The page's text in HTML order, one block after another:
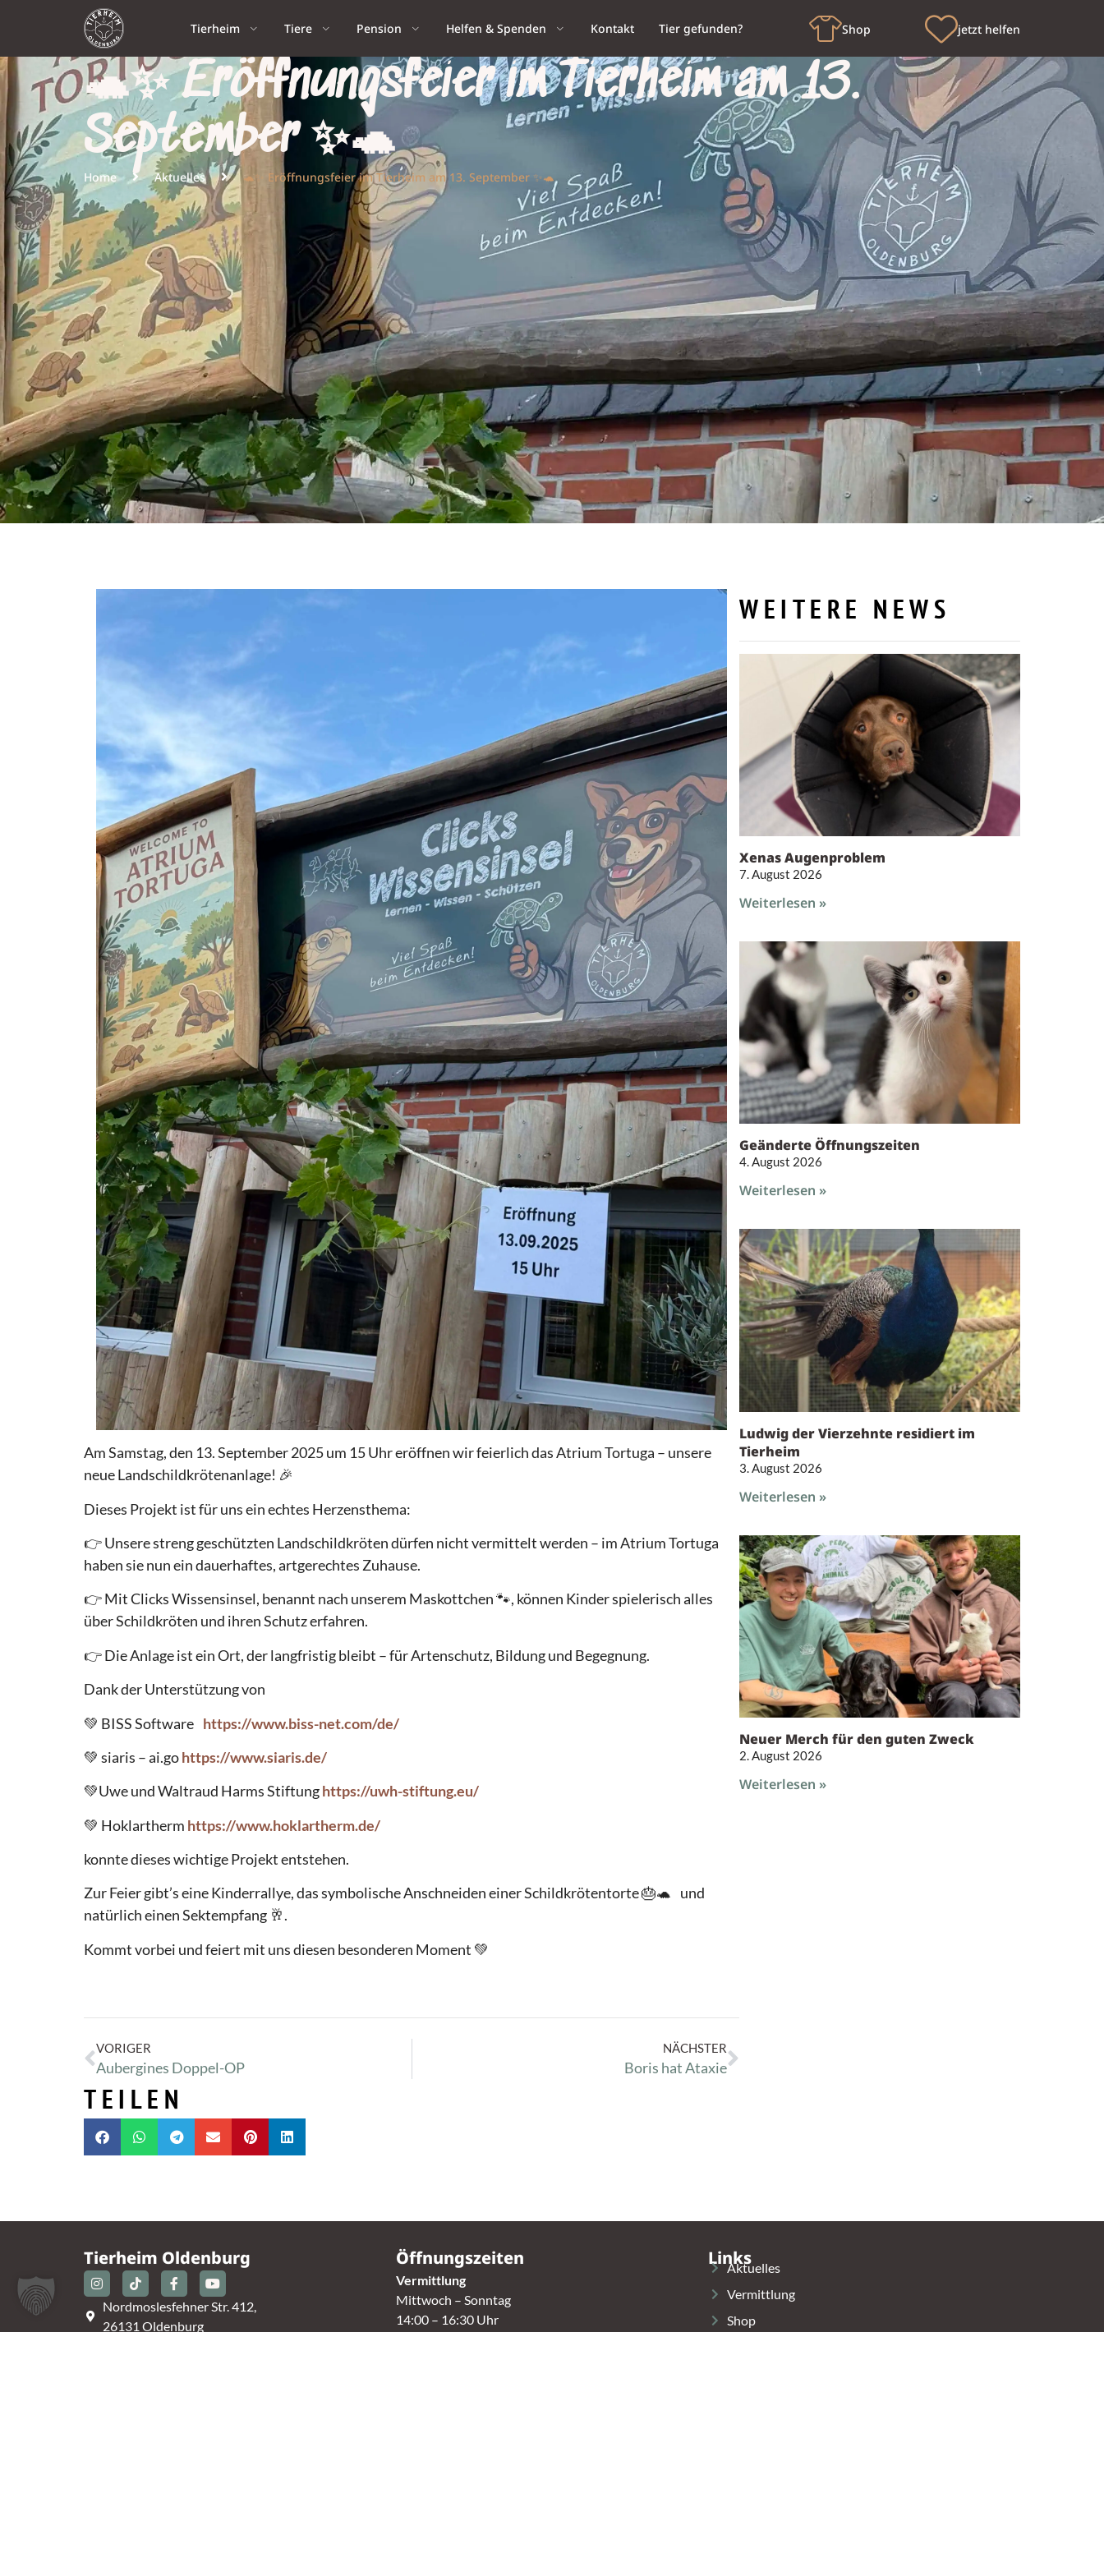
Tierheim Tiere Pension Helfen & Spenden Kontakt Tier gefunden? Shop jetzt helfen
🐢✨ Eröffnungsfeier im Tierheim am 13.
September ✨🐢
Home Aktuelles 🐢✨ Eröffnungsfeier im Tierheim am 13. September ✨🐢
Am Samstag, den 13. September 2025 um 15 Uhr eröffnen wir feierlich das Atrium Tortuga – unsere
neue Landschildkrötenanlage! 🎉
Dieses Projekt ist für uns ein echtes Herzensthema:
👉 Unsere streng geschützten Landschildkröten dürfen nicht vermittelt werden – im Atrium Tortuga
haben sie nun ein dauerhaftes, artgerechtes Zuhause.
👉 Mit Clicks Wissensinsel, benannt nach unserem Maskottchen 🐾, können Kinder spielerisch alles
über Schildkröten und ihren Schutz erfahren.
👉 Die Anlage ist ein Ort, der langfristig bleibt – für Artenschutz, Bildung und Begegnung.
Dank der Unterstützung von
💚 BISS Software https://www.biss-net.com/de/
💚 siaris – ai.gohttps://www.siaris.de/
💚Uwe und Waltraud Harms Stiftunghttps://uwh-stiftung.eu/
💚 Hoklartherm https://www.hoklartherm.de/
konnte dieses wichtige Projekt entstehen.
Zur Feier gibt’s eine Kinderrallye, das symbolische Anschneiden einer Schildkrötentorte 🎂🐢 und
natürlich einen Sektempfang 🥂.
Kommt vorbei und feiert mit uns diesen besonderen Moment 💚
VORIGER
Aubergines Doppel-OP
NÄCHSTER
Boris hat Ataxie
TEILEN
WEITERE NEWS
Xenas Augenproblem
7. August 2026
Weiterlesen »
Geänderte Öffnungszeiten
4. August 2026
Weiterlesen »
Ludwig der Vierzehnte residiert im
Tierheim
3. August 2026
Weiterlesen »
Neuer Merch für den guten Zweck
2. August 2026
Weiterlesen »
Tierheim Oldenburg
Nordmoslesfehner Str. 412,
26131 Oldenburg
Öffnungszeiten
Vermittlung
Mittwoch – Sonntag
14:00 – 16:30 Uhr
Links
Aktuelles
Vermittlung
Shop